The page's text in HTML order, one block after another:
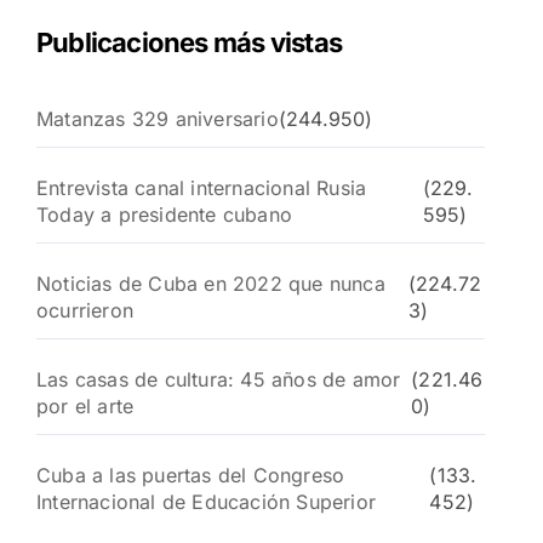
Publicaciones más vistas
Matanzas 329 aniversario(244.950)
Entrevista canal internacional Rusia
Today a presidente cubano
(229.
595)
Noticias de Cuba en 2022 que nunca
ocurrieron
(224.72
3)
Las casas de cultura: 45 años de amor
por el arte
(221.46
0)
Cuba a las puertas del Congreso
Internacional de Educación Superior
(133.
452)